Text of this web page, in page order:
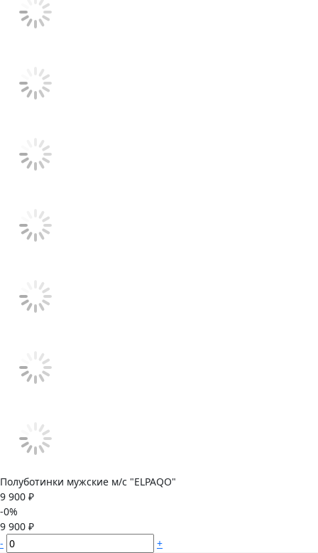
Полуботинки мужские м/с "ELPAQO"
9 900 ₽
-0%
9 900 ₽
-
+